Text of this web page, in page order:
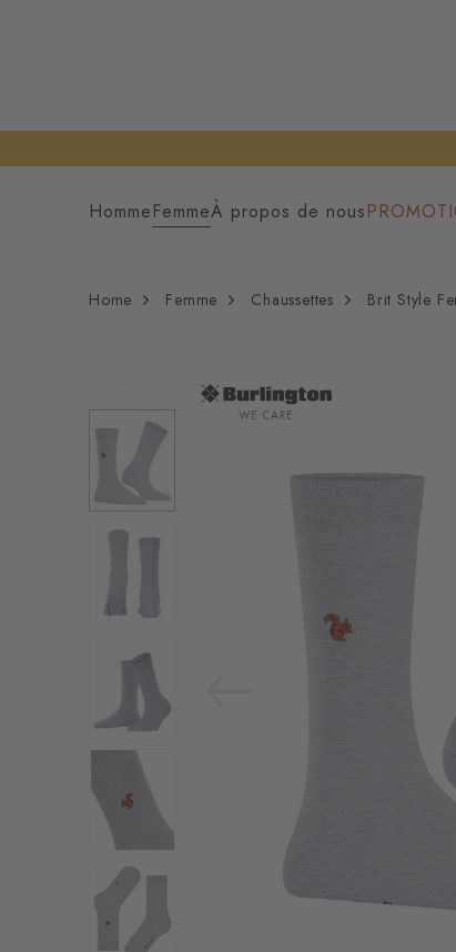
HommeFemmeÀ propos de nous
Home Femme Chaussettes Brit Style